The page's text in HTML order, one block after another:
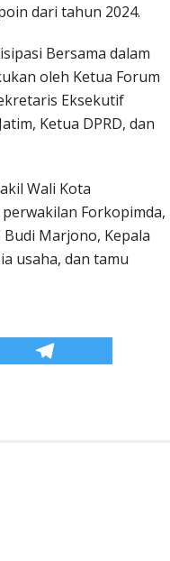
dari tahun 2024.
Bersama dalam
oleh Ketua Forum
Eksekutif
Ketua DPRD, dan
Wali Kota
perwakilan Forkopimda,
Marjono, Kepala
usaha, dan tamu